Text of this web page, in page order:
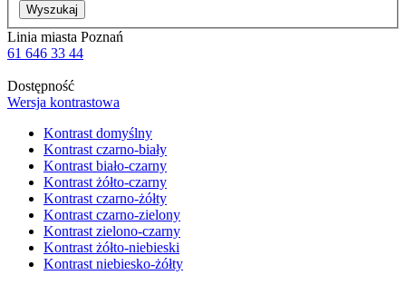
Wyszukaj
Linia miasta Poznań
61 646 33 44
Dostępność
Wersja kontrastowa
Kontrast domyślny
Kontrast czarno-biały
Kontrast biało-czarny
Kontrast żółto-czarny
Kontrast czarno-żółty
Kontrast czarno-zielony
Kontrast zielono-czarny
Kontrast żółto-niebieski
Kontrast niebiesko-żółty